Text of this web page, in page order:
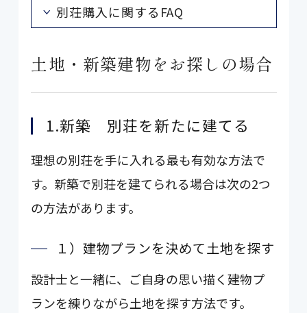
別荘購入に関するFAQ
土地・新築建物をお探しの場合
1.新築 別荘を新たに建てる
理想の別荘を手に入れる最も有効な方法で
す。新築で別荘を建てられる場合は次の2つ
の方法があります。
１）建物プランを決めて土地を探す
設計士と一緒に、ご自身の思い描く建物プ
ランを練りながら土地を探す方法です。